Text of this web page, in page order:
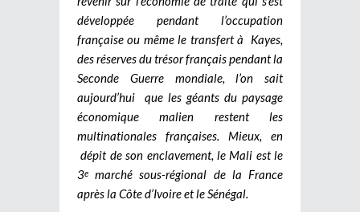
développée pendant l’occupation
française ou même le transfert à Kayes,
des réserves du trésor français pendant la
Seconde Guerre mondiale, l’on sait
aujourd’hui que les géants du paysage
économique malien restent les
multinationales françaises. Mieux, en
dépit de son enclavement, le Mali est le
3e
marché sous-régional de la France
après la Côte d’Ivoire et le Sénégal.